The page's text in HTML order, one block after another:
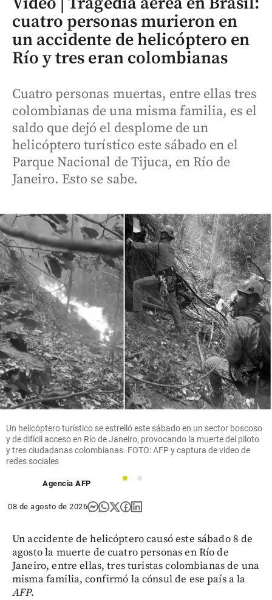
cuatro personas murieron en
un accidente de helicóptero en
Río y tres eran colombianas
Cuatro personas muertas, entre ellas tres
colombianas de una misma familia, es el
saldo que dejó el desplome de un
helicóptero turístico este sábado en el
Parque Nacional de Tijuca, en Río de
Janeiro. Esto se sabe.
Un helicóptero turístico se estrelló este sábado en un sector boscoso
y de difícil acceso en Río de Janeiro, provocando la muerte del piloto
y tres ciudadanas colombianas. FOTO: AFP y captura de video de
redes sociales
1 2
Agencia AFP
08 de agosto de 2026
Un accidente de helicóptero causó este sábado 8 de
agosto la muerte de cuatro personas en Río de
Janeiro, entre ellas, tres turistas colombianas de una
misma familia, confirmó la cónsul de ese país a la
AFP.